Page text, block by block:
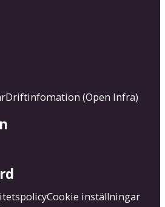
Driftinfomation (Open Infra)
Cookie inställningar